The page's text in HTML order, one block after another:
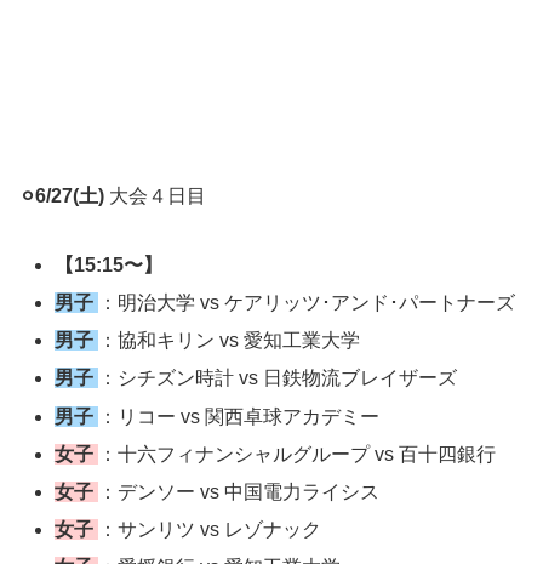
⚪︎6/27(土) 大会４日目
【15:15〜】
男子
：明治大学 vs ケアリッツ･アンド･パートナーズ
男子
：協和キリン vs 愛知工業大学
男子
：シチズン時計 vs 日鉄物流ブレイザーズ
男子
：リコー vs 関西卓球アカデミー
女子
：十六フィナンシャルグループ vs 百十四銀行
女子
：デンソー vs 中国電力ライシス
女子
：サンリツ vs レゾナック